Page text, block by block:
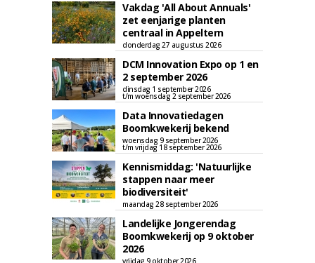
Vakdag 'All About Annuals'
zet eenjarige planten
centraal in Appeltern
donderdag 27 augustus 2026
DCM Innovation Expo op 1 en
2 september 2026
dinsdag 1 september 2026
t/m woensdag 2 september 2026
Data Innovatiedagen
Boomkwekerij bekend
woensdag 9 september 2026
t/m vrijdag 18 september 2026
Kennismiddag: 'Natuurlijke
stappen naar meer
biodiversiteit'
maandag 28 september 2026
Landelijke Jongerendag
Boomkwekerij op 9 oktober
2026
vrijdag 9 oktober 2026